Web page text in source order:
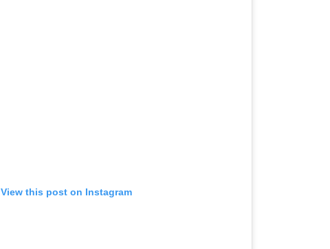
View this post on Instagram